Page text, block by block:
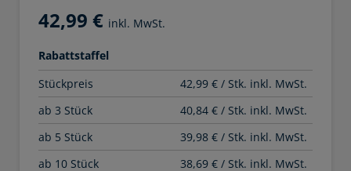
42,99 € inkl. MwSt.
Rabattstaffel
Stückpreis
42,99 € / Stk. inkl. MwSt.
ab 3 Stück
40,84 € / Stk. inkl. MwSt.
ab 5 Stück
39,98 € / Stk. inkl. MwSt.
ab 10 Stück
38,69 € / Stk. inkl. MwSt.